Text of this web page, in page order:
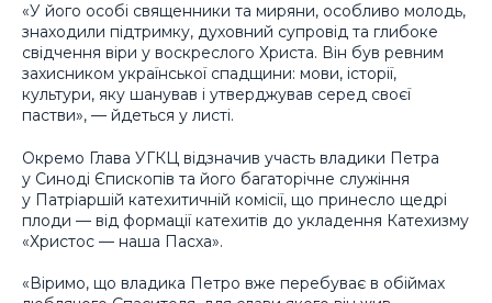
«У його особі священники та миряни, особливо молодь,
знаходили підтримку, духовний супровід та глибоке
свідчення віри у воскреслого Христа. Він був ревним
захисником української спадщини: мови, історії,
культури, яку шанував і утверджував серед своєї
пастви», — йдеться у листі.
Окремо Глава УГКЦ відзначив участь владики Петра
у Синоді Єпископів та його багаторічне служіння
у Патріаршій катехитичній комісії, що принесло щедрі
плоди — від формації катехитів до укладення Катехизму
«Христос — наша Пасха».
«Віримо, що владика Петро вже перебуває в обіймах